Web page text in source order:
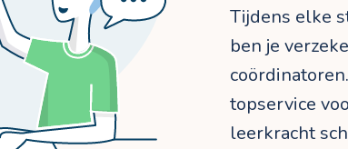
Tijdens elke
ben je
topservice
leerkracht